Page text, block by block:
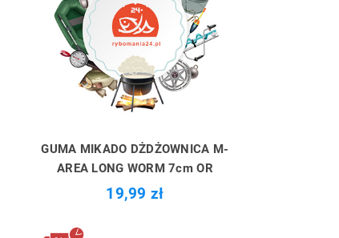
GUMA MIKADO DŻDŻOWNICA M-
AREA LONG WORM 7cm OR
19,99 zł